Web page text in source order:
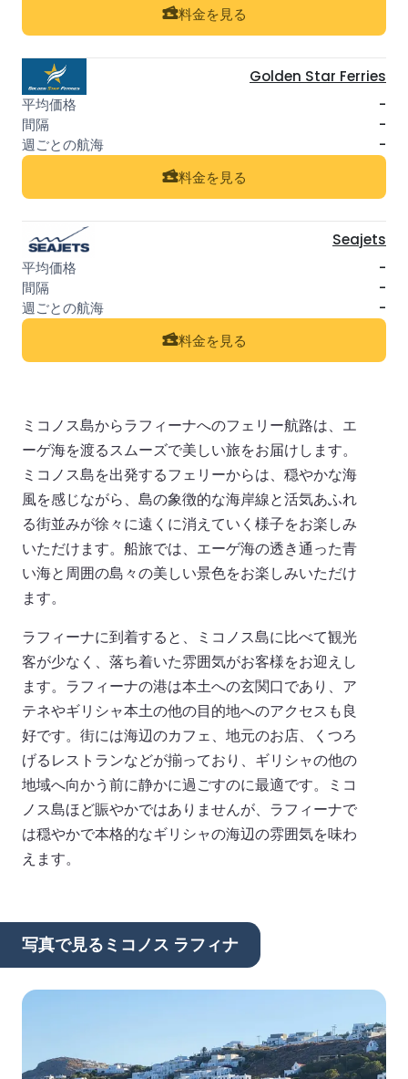
料金を見る
Golden Star Ferries
-
-
-
料金を見る
Seajets
-
-
-
料金を見る
ミコノス島からラフィーナへのフェリー航路は、エ
ーゲ海を渡るスムーズで美しい旅をお届けします。
ミコノス島を出発するフェリーからは、穏やかな海
風を感じながら、島の象徴的な海岸線と活気あふれ
る街並みが徐々に遠くに消えていく様子をお楽しみ
いただけます。船旅では、エーゲ海の透き通った青
い海と周囲の島々の美しい景色をお楽しみいただけ
ます。
ラフィーナに到着すると、ミコノス島に比べて観光
客が少なく、落ち着いた雰囲気がお客様をお迎えし
ます。ラフィーナの港は本土への玄関口であり、ア
テネやギリシャ本土の他の目的地へのアクセスも良
好です。街には海辺のカフェ、地元のお店、くつろ
げるレストランなどが揃っており、ギリシャの他の
地域へ向かう前に静かに過ごすのに最適です。ミコ
ノス島ほど賑やかではありませんが、ラフィーナで
は穏やかで本格的なギリシャの海辺の雰囲気を味わ
えます。
写真で見るミコノス ラフィナ